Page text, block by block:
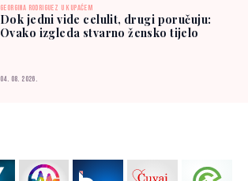
GEORGINA RODRIGUEZ U KUPAĆEM
Dok jedni vide celulit, drugi poručuju:
Ovako izgleda stvarno žensko tijelo
04. 08. 2026.